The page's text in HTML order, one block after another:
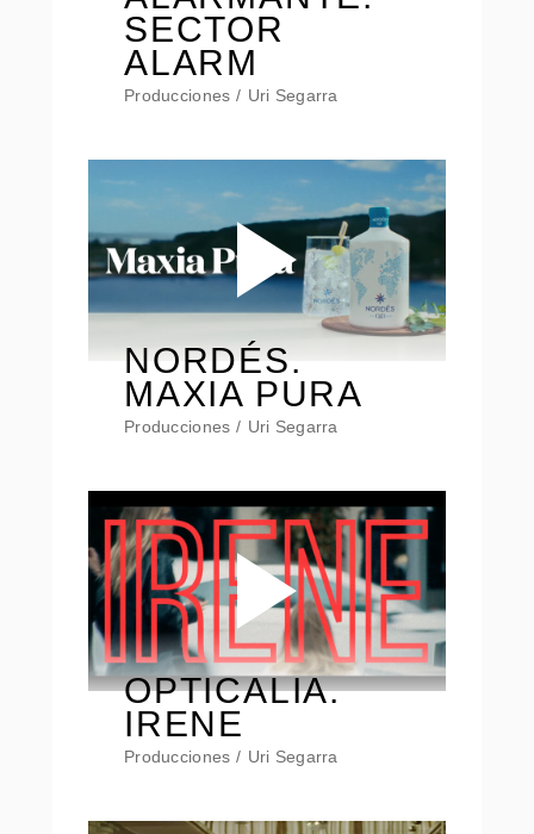
SECTOR
ALARM
Producciones Uri Segarra
NORDÉS.
MAXIA PURA
Producciones Uri Segarra
OPTICALIA.
IRENE
Producciones Uri Segarra